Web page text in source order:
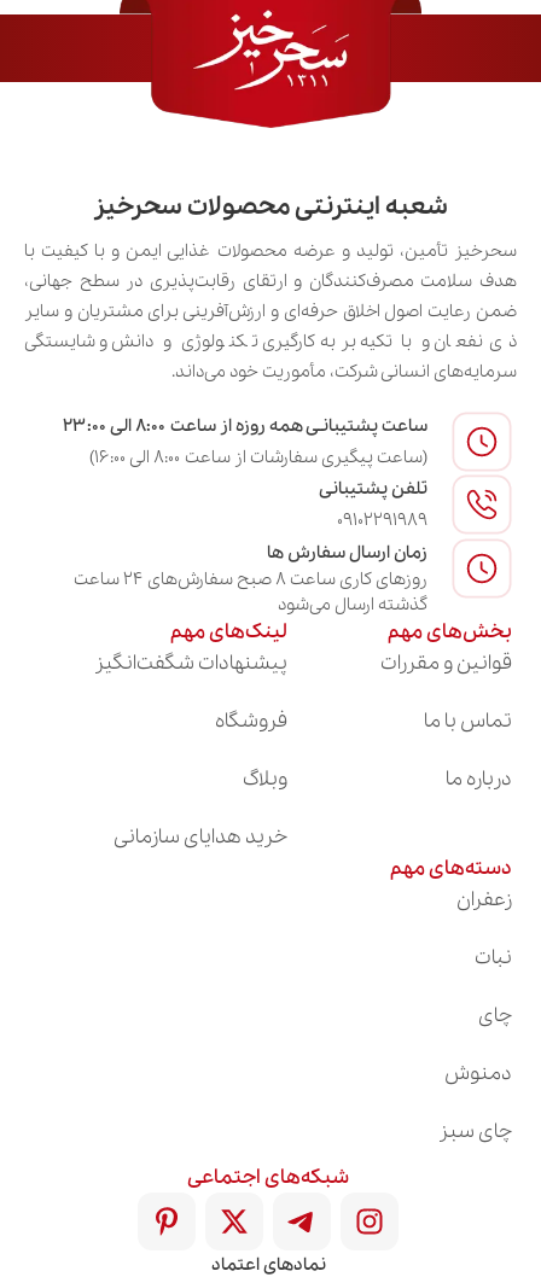
شعبه اینترنتی محصولات سحرخیز
سحرخیز تأمین، تولید و عرضه محصولات غذایی ایمن و با کیفیت با
هدف سلامت مصرف‌کنندگان و ارتقای رقابت‌پذیری در سطح جهانی،
ضمن رعایت اصول اخلاق حرفه‌ای و ارزش‌آفرینی برای مشتریان و سایر
ذی‌نفعان و با تکیه بر به‌کارگیری تکنولوژی و دانش و شایستگی
سرمایه‌های انسانی شرکت، مأموریت خود می‌داند.
ساعت پشتیبانـی همه روزه از ساعت ۸:۰۰ الی ۲۳:۰۰
(ساعت پیگیری سفارشات از ساعت ۸:۰۰ الی ۱۶:۰۰)
تلفن پشتیبانی
09102291989
زمان ارسال سفارش ها
روزهای کاری ساعت ۸ صبح سفارش‌های ۲۴ ساعت
گذشته ارسال می‌شود
بخش‌های مهم
قوانین و مقررات
تماس با ما
درباره ما
لینک‌های مهم
پیشنهادات شگفت‌انگیز
فروشگاه
وبلاگ
خرید هدایای سازمانی
دسته‌های مهم
زعفران
نبات
چای
دمنوش
چای سبز
شبکه‌های اجتماعی
نمادهای اعتماد